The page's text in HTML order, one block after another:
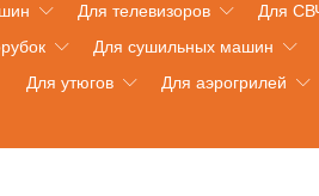
Для телевизоров
Для
Для сушильных машин
Для утюгов Для аэрогрилей